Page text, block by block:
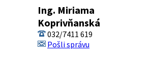
Ing. Miriama
Koprivňanská
032/7411 619
Pošli správu